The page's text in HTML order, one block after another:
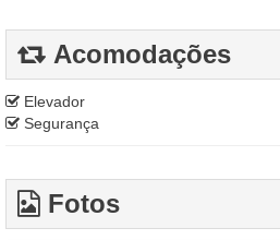
Acomodações
Elevador
Segurança
Fotos